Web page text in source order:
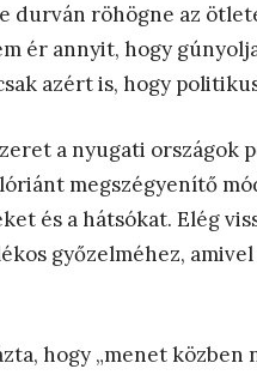
durván röhögne az
ér annyit, hogy
azért is, hogy
a nyugati országok
megszégyenítő
és a hátsókat. Elég
győzelméhez,
hogy „menet közben